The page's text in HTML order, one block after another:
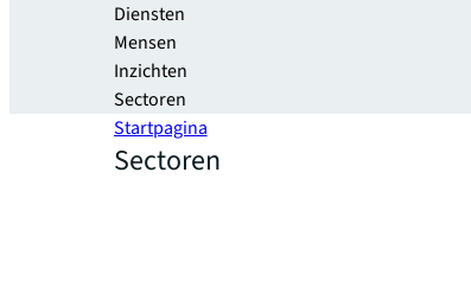
Diensten
Mensen
Inzichten
Sectoren
Startpagina
Sectoren